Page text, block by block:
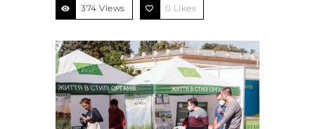
374 Views 0 Likes